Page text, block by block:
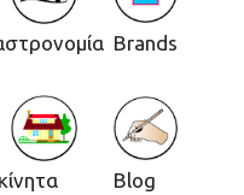
Brands
Blog